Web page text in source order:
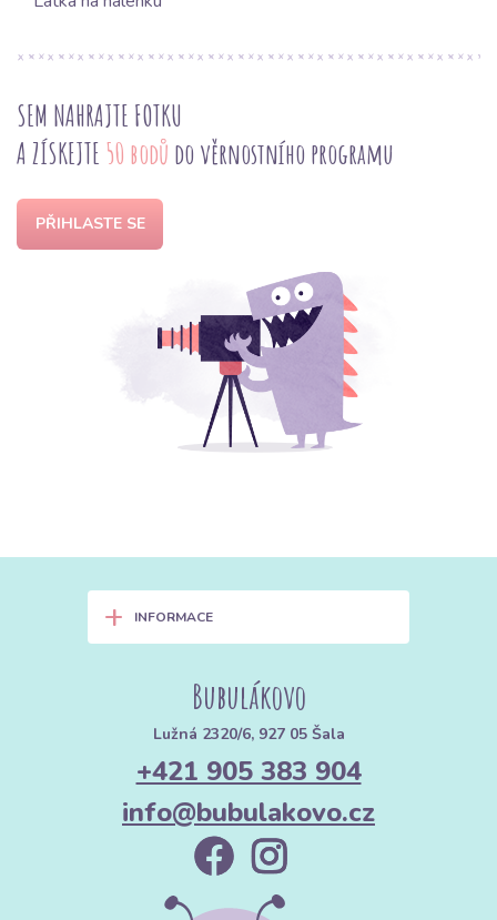
SEM NAHRAJTE FOTKU
A ZÍSKEJTE 50 bodů do věrnostního programu
PŘIHLASTE SE
+ INFORMACE
Bubulákovo
Lužná 2320/6, 927 05 Šala
+421 905 383 904
info@bubulakovo.cz